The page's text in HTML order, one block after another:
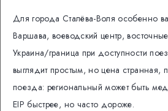
Для города Сталёва-Воля особенно
Варшава, воеводский центр,
Украина/граница при доступности
выглядит простым, но цена странная,
поезда: региональный может быть
EIP быстрее, но часто дороже.